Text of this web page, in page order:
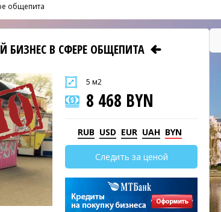
общепита
БИЗНЕС В СФЕРЕ ОБЩЕПИТА
5 м2
8 468 BYN
RUB USD EUR UAH BYN
Следить за ценой